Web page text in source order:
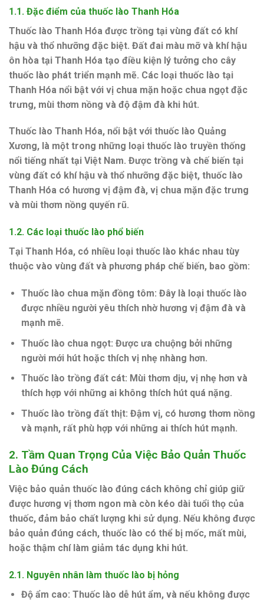
1.1. Đặc điểm của thuốc lào Thanh Hóa
Thuốc lào Thanh Hóa được trồng tại vùng đất có khí
hậu và thổ nhưỡng đặc biệt. Đất đai màu mỡ và khí hậu
ôn hòa tại Thanh Hóa tạo điều kiện lý tưởng cho cây
thuốc lào phát triển mạnh mẽ. Các loại thuốc lào tại
Thanh Hóa nổi bật với vị chua mặn hoặc chua ngọt đặc
trưng, mùi thơm nồng và độ đậm đà khi hút.
Thuốc lào Thanh Hóa, nổi bật với thuốc lào Quảng
Xương, là một trong những loại thuốc lào truyền thống
nổi tiếng nhất tại Việt Nam. Được trồng và chế biến tại
vùng đất có khí hậu và thổ nhưỡng đặc biệt, thuốc lào
Thanh Hóa có hương vị đậm đà, vị chua mặn đặc trưng
và mùi thơm nồng quyến rũ.
1.2. Các loại thuốc lào phổ biến
Tại Thanh Hóa, có nhiều loại thuốc lào khác nhau tùy
thuộc vào vùng đất và phương pháp chế biến, bao gồm:
Thuốc lào chua mặn đồng tôm: Đây là loại thuốc lào
được nhiều người yêu thích nhờ hương vị đậm đà và
mạnh mẽ.
Thuốc lào chua ngọt: Được ưa chuộng bởi những
người mới hút hoặc thích vị nhẹ nhàng hơn.
Thuốc lào trồng đất cát: Mùi thơm dịu, vị nhẹ hơn và
thích hợp với những ai không thích hút quá nặng.
Thuốc lào trồng đất thịt: Đậm vị, có hương thơm nồng
và mạnh, rất phù hợp với những ai thích hút mạnh.
2. Tầm Quan Trọng Của Việc Bảo Quản Thuốc
Lào Đúng Cách
Việc bảo quản thuốc lào đúng cách không chỉ giúp giữ
được hương vị thơm ngon mà còn kéo dài tuổi thọ của
thuốc, đảm bảo chất lượng khi sử dụng. Nếu không được
bảo quản đúng cách, thuốc lào có thể bị mốc, mất mùi,
hoặc thậm chí làm giảm tác dụng khi hút.
2.1. Nguyên nhân làm thuốc lào bị hỏng
Độ ẩm cao: Thuốc lào dễ hút ẩm, và nếu không được